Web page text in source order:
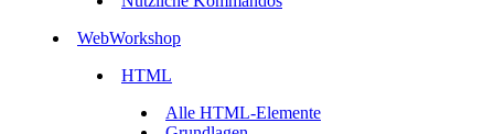
WebWorkshop
HTML
Alle HTML-Elemente